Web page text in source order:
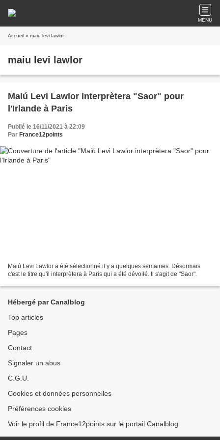
MENU
Accueil » maiu levi lawlor
maiu levi lawlor
Maiú Levi Lawlor interprètera "Saor" pour
l'Irlande à Paris
Publié le 16/11/2021 à 22:09
Par France12points
Maiú Levi Lawlor a été sélectionné il y a quelques semaines. Désormais
c'est le titre qu'il interprètera à Paris qui a été dévoilé. Il s'agit de "Saor".
Hébergé par Canalblog
Top articles
Pages
Contact
Signaler un abus
C.G.U.
Cookies et données personnelles
Préférences cookies
Voir le profil de France12points sur le portail Canalblog